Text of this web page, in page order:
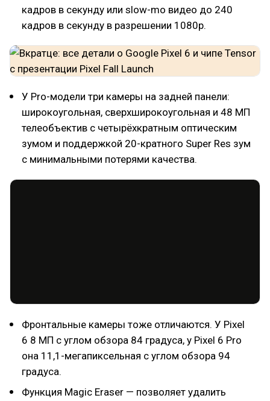
кадров в секунду или slow-mo видео до 240
кадров в секунду в разрешении 1080p.
У Pro-модели три камеры на задней панели:
широкоугольная, сверхширокоугольная и 48 МП
телеобъектив с четырёхкратным оптическим
зумом и поддержкой 20-кратного Super Res зум
с минимальными потерями качества.
Фронтальные камеры тоже отличаются. У Pixel
6 8 МП с углом обзора 84 градуса, у Pixel 6 Pro
она 11,1-мегапиксельная с углом обзора 94
градуса.
Функция Magic Eraser — позволяет удалить